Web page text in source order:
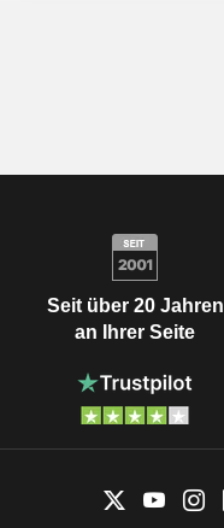
Seit über 20 Jahren
an Ihrer Seite